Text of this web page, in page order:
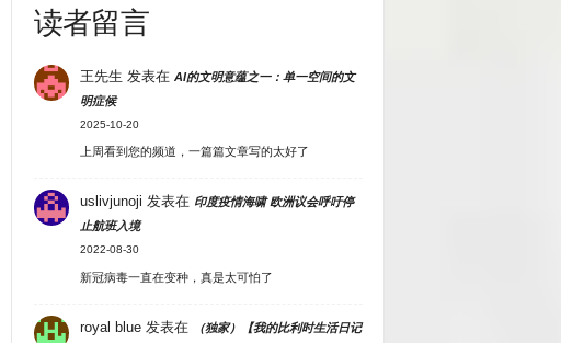
读者留言
王先生 发表在 AI的文明意蕴之一：单一空间的文
明症候
2025-10-20
上周看到您的频道，一篇篇文章写的太好了
uslivjunoji 发表在 印度疫情海啸 欧洲议会呼吁停
止航班入境
2022-08-30
新冠病毒一直在变种，真是太可怕了
royal blue发表在
（独家）【我的比利时生活日记